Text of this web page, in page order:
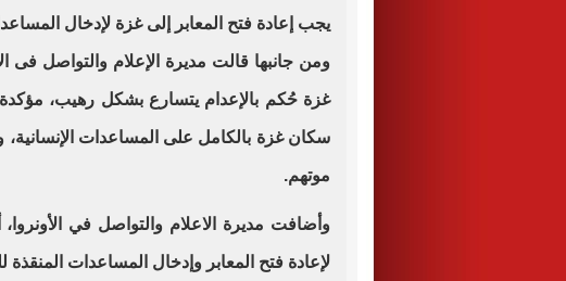
يجب إعادة فتح المعابر إلى غزة لإدخال
ومن جانبها قالت مديرة الإعلام والتواصل فى
غزة حُكم بالإعدام يتسارع بشكل رهيب،
سكان غزة بالكامل على المساعدات الإنسانية،
موتهم.
وأضافت مديرة الاعلام والتواصل في
لإعادة فتح المعابر وإدخال المساعدات المنقذة